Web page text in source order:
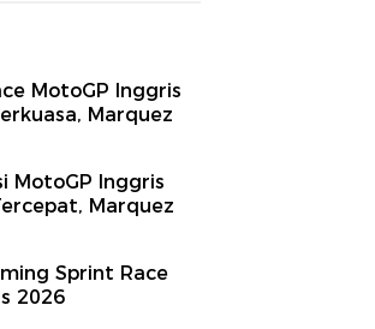
MotoGP Inggris
Marquez
MotoGP Inggris
Marquez
Sprint Race
2026